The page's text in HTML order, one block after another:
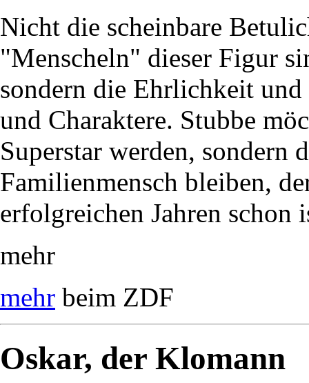
Nicht die scheinbare
"Menscheln" dieser Figur
sondern die Ehrlichkeit
und Charaktere. Stubbe
Superstar werden, sondern
Familienmensch bleiben,
erfolgreichen Jahren schon
mehr
mehr beim ZDF
Oskar, der Klomann